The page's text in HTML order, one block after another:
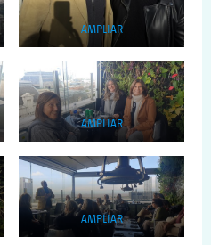
AMPLIAR
AMPLIAR
AMPLIAR